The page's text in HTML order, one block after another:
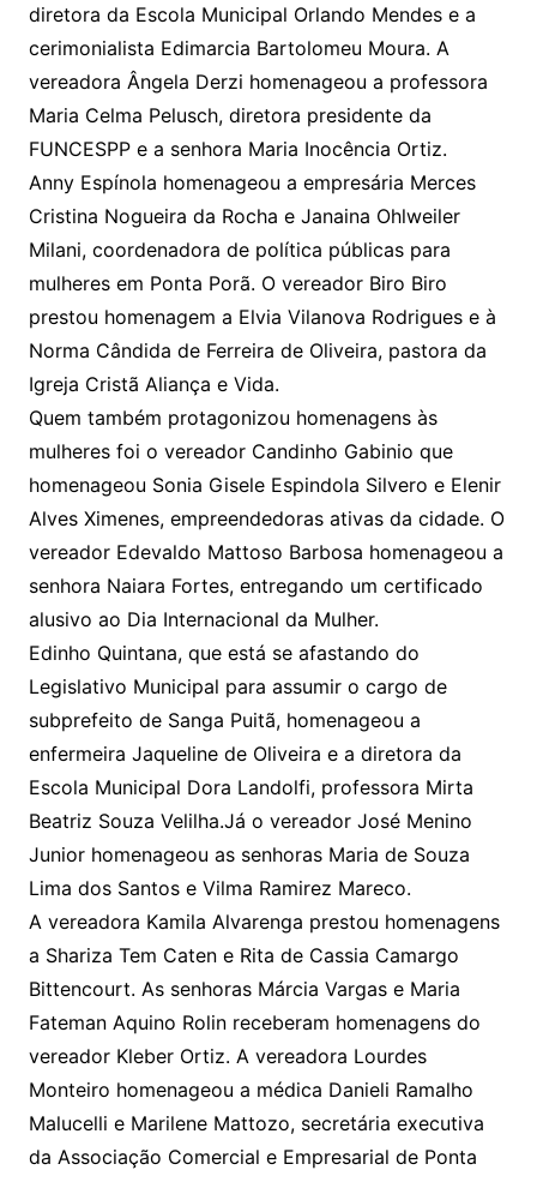
diretora da Escola Municipal Orlando Mendes e a
cerimonialista Edimarcia Bartolomeu Moura. A
vereadora Ângela Derzi homenageou a professora
Maria Celma Pelusch, diretora presidente da
FUNCESPP e a senhora Maria Inocência Ortiz.
Anny Espínola homenageou a empresária Merces
Cristina Nogueira da Rocha e Janaina Ohlweiler
Milani, coordenadora de política públicas para
mulheres em Ponta Porã. O vereador Biro Biro
prestou homenagem a Elvia Vilanova Rodrigues e à
Norma Cândida de Ferreira de Oliveira, pastora da
Igreja Cristã Aliança e Vida.
Quem também protagonizou homenagens às
mulheres foi o vereador Candinho Gabinio que
homenageou Sonia Gisele Espindola Silvero e Elenir
Alves Ximenes, empreendedoras ativas da cidade. O
vereador Edevaldo Mattoso Barbosa homenageou a
senhora Naiara Fortes, entregando um certificado
alusivo ao Dia Internacional da Mulher.
Edinho Quintana, que está se afastando do
Legislativo Municipal para assumir o cargo de
subprefeito de Sanga Puitã, homenageou a
enfermeira Jaqueline de Oliveira e a diretora da
Escola Municipal Dora Landolfi, professora Mirta
Beatriz Souza Velilha.Já o vereador José Menino
Junior homenageou as senhoras Maria de Souza
Lima dos Santos e Vilma Ramirez Mareco.
A vereadora Kamila Alvarenga prestou homenagens
a Shariza Tem Caten e Rita de Cassia Camargo
Bittencourt. As senhoras Márcia Vargas e Maria
Fateman Aquino Rolin receberam homenagens do
vereador Kleber Ortiz. A vereadora Lourdes
Monteiro homenageou a médica Danieli Ramalho
Malucelli e Marilene Mattozo, secretária executiva
da Associação Comercial e Empresarial de Ponta